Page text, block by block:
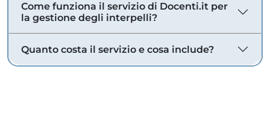
Come funziona il servizio di Docenti.it per
la gestione degli interpelli?
Quanto costa il servizio e cosa include?